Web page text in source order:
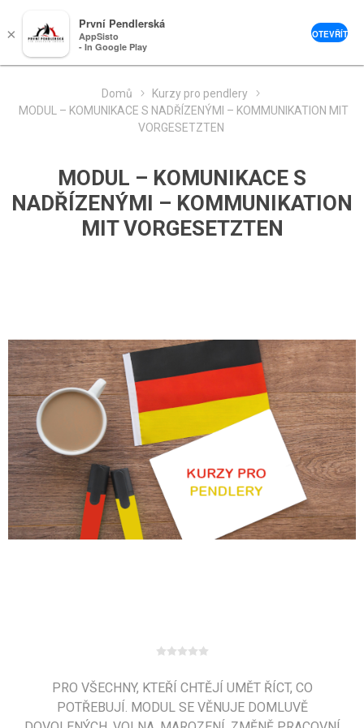
×
První Pendlerská
AppSisto
- In Google Play
OTEVŘÍT
Domů
Kurzy pro pendlery
MODUL – KOMUNIKACE S NADŘÍZENÝMI – KOMMUNIKATION MIT
VORGESETZTEN
MODUL – KOMUNIKACE S
NADŘÍZENÝMI – KOMMUNIKATION
MIT VORGESETZTEN
PRO VŠECHNY, KTEŘÍ CHTĚJÍ UMĚT ŘÍCT, CO
POTŘEBUJÍ. MODUL SE VĚNUJE DOMLUVĚ